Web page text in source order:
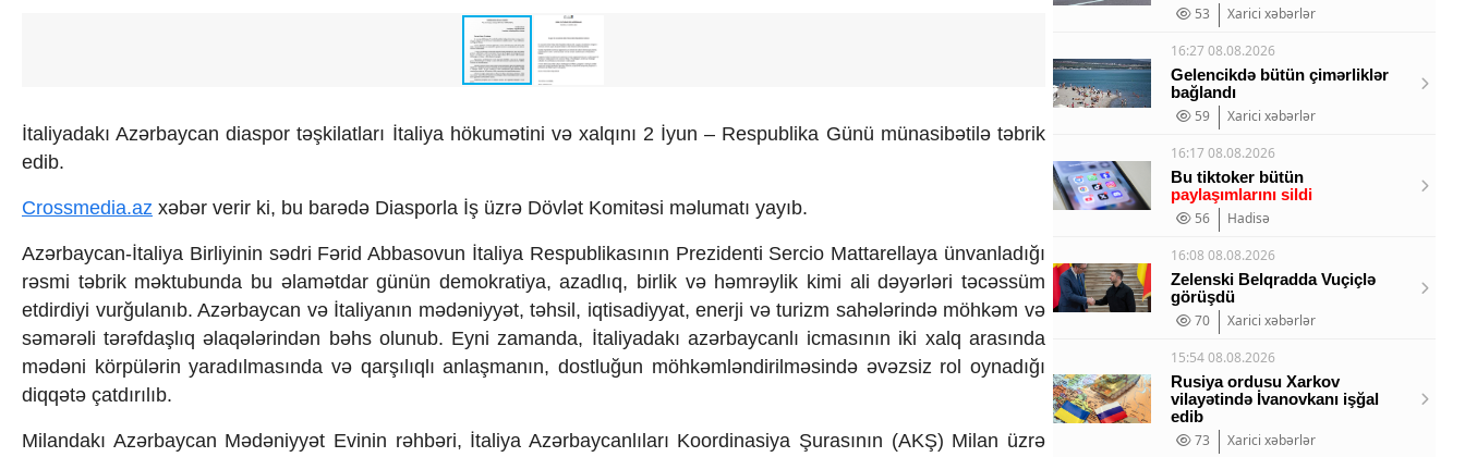
İtaliyadakı Azərbaycan diaspor təşkilatları İtaliya hökumətini və xalqını 2 İyun – Respublika Günü münasibətilə təbrik
edib.
Crossmedia.az xəbər verir ki, bu barədə Diasporla İş üzrə Dövlət Komitəsi məlumatı yayıb.
Azərbaycan-İtaliya Birliyinin sədri Fərid Abbasovun İtaliya Respublikasının Prezidenti Sercio Mattarellaya ünvanladığı
rəsmi təbrik məktubunda bu əlamətdar günün demokratiya, azadlıq, birlik və həmrəylik kimi ali dəyərləri təcəssüm
etdirdiyi vurğulanıb. Azərbaycan və İtaliyanın mədəniyyət, təhsil, iqtisadiyyat, enerji və turizm sahələrində möhkəm və
səmərəli tərəfdaşlıq əlaqələrindən bəhs olunub. Eyni zamanda, İtaliyadakı azərbaycanlı icmasının iki xalq arasında
mədəni körpülərin yaradılmasında və qarşılıqlı anlaşmanın, dostluğun möhkəmləndirilməsində əvəzsiz rol oynadığı
diqqətə çatdırılıb.
Milandakı Azərbaycan Mədəniyyət Evinin rəhbəri, İtaliya Azərbaycanlıları Koordinasiya Şurasının (AKŞ) Milan üzrə
53
Xarici xəbərlər
16:27 08.08.2026
Gelencikdə bütün çimərliklər
bağlandı
59
Xarici xəbərlər
16:17 08.08.2026
Bu tiktoker bütün
paylaşımlarını sildi
56
Hadisə
16:08 08.08.2026
Zelenski Belqradda Vuçiçlə
görüşdü
70
Xarici xəbərlər
15:54 08.08.2026
Rusiya ordusu Xarkov
vilayətində İvanovkanı işğal
edib
73
Xarici xəbərlər